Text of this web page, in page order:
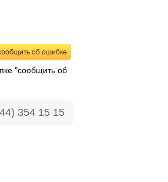
"сообщить об
354 15 15